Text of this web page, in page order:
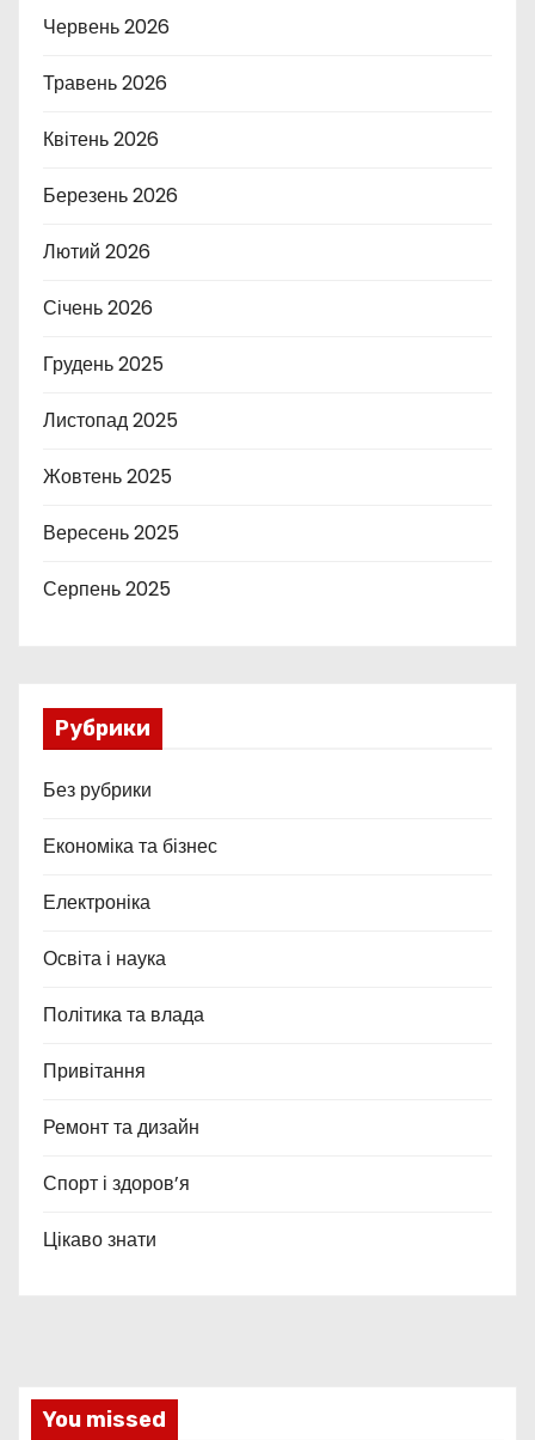
Червень 2026
Травень 2026
Квітень 2026
Березень 2026
Лютий 2026
Січень 2026
Грудень 2025
Листопад 2025
Жовтень 2025
Вересень 2025
Серпень 2025
Рубрики
Без рубрики
Економіка та бізнес
Електроніка
Освіта і наука
Політика та влада
Привітання
Ремонт та дизайн
Спорт і здоров’я
Цікаво знати
You missed